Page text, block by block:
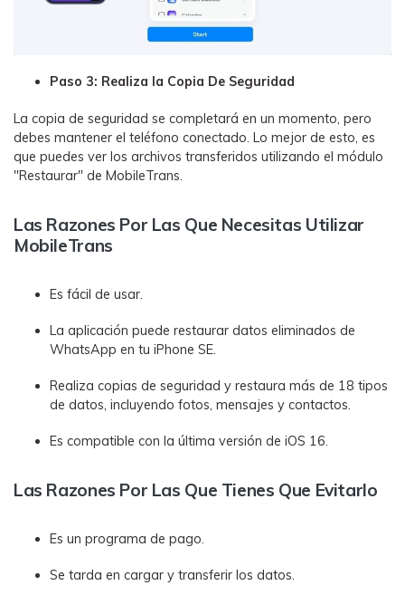
Paso 3: Realiza la Copia De Seguridad
La copia de seguridad se completará en un momento, pero
debes mantener el teléfono conectado. Lo mejor de esto, es
que puedes ver los archivos transferidos utilizando el módulo
"Restaurar" de MobileTrans.
Las Razones Por Las Que Necesitas Utilizar
MobileTrans
Es fácil de usar.
La aplicación puede restaurar datos eliminados de
WhatsApp en tu iPhone SE.
Realiza copias de seguridad y restaura más de 18 tipos
de datos, incluyendo fotos, mensajes y contactos.
Es compatible con la última versión de iOS 16.
Las Razones Por Las Que Tienes Que Evitarlo
Es un programa de pago.
Se tarda en cargar y transferir los datos.